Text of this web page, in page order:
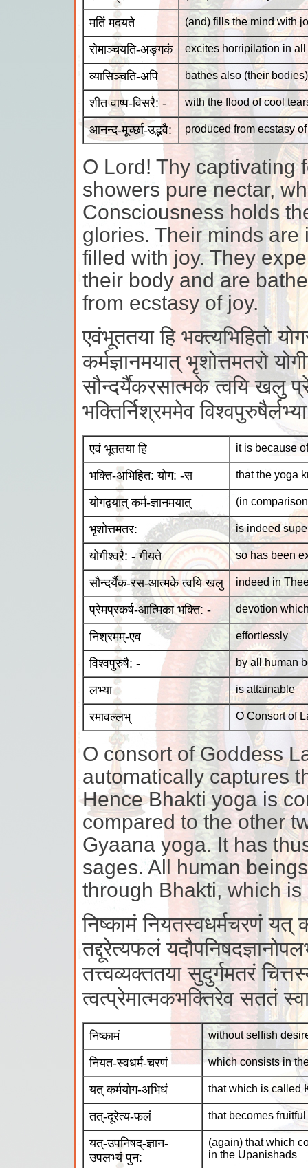
मतिं मदयते (and) fills the mind with
रोमाञ्चयति-अङ्गकं excites horripilation in all
व्यासिञ्चति-अपि bathes also (their bodies)
शीत वाष्प-विसरै: - with the flood of cool
आनन्द-मूर्च्छा-उद्भवै: produced from ecstasy
O Lord! Thy captivating
showers pure nectar,
Consciousness holds
glories. Their minds
filled with joy. They
their body and are
from ecstasy of joy.
एवंभूततया हि भक्त्यभिहितो
कर्मज्ञानमयात् भृशोत्तमतरो
सौन्दर्यैकरसात्मके त्वयि खलु
भक्तिर्निश्रममेव
एवं भूततया हि it is because
भक्ति-अभिहित: योग: -स that the yoga
योगद्वयात् कर्म-ज्ञानमयात् (in
भृशोत्तमतर: is indeed
योगीश्वरै: - गीयते so has been
सौन्दर्यैक-रस-आत्मके त्वयि खलु indeed in
प्रेमप्रकर्ष-आत्मिका भक्ति: - devotion
निश्रमम्-एव effortlessly
विश्वपुरुषै: - by all human
लभ्या is attainable
रमावल्लभ् O Consort of
O consort of Goddess
automatically captures
Hence Bhakti yoga is
compared to the other
Gyaana yoga. It has
sages. All human
through Bhakti, which
निष्कामं नियतस्वधर्मचरणं यत्
तद्दूरेत्यफलं
तत्त्वव्यक्ततया सुदुर्गमतरं
त्वत्प्रेमात्मकभक्तिरेव सततं
निष्कामं without selfish
नियत-स्वधर्म-चरणं which consists in
यत् कर्मयोग-अभिधं that which is called
तत्-दूरेत्य-फलं that becomes
यत्-उपनिषद्-ज्ञान-
उपलभ्यं पुन:
(again) that which
in the Upanishads